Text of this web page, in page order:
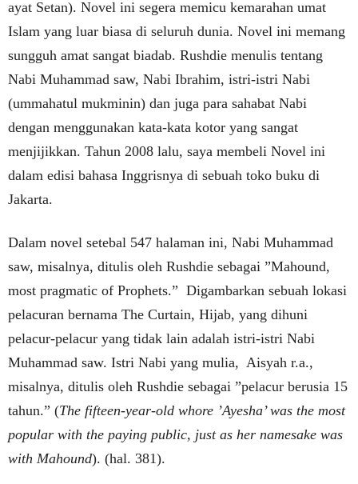
ayat Setan). Novel ini segera memicu kemarahan umat
Islam yang luar biasa di seluruh dunia. Novel ini memang
sungguh amat sangat biadab. Rushdie menulis tentang
Nabi Muhammad saw, Nabi Ibrahim, istri-istri Nabi
(ummahatul mukminin) dan juga para sahabat Nabi
dengan menggunakan kata-kata kotor yang sangat
menjijikkan. Tahun 2008 lalu, saya membeli Novel ini
dalam edisi bahasa Inggrisnya di sebuah toko buku di
Jakarta.
Dalam novel setebal 547 halaman ini, Nabi Muhammad
saw, misalnya, ditulis oleh Rushdie sebagai ”Mahound,
most pragmatic of Prophets.” Digambarkan sebuah lokasi
pelacuran bernama The Curtain, Hijab, yang dihuni
pelacur-pelacur yang tidak lain adalah istri-istri Nabi
Muhammad saw. Istri Nabi yang mulia, Aisyah r.a.,
misalnya, ditulis oleh Rushdie sebagai ”pelacur berusia 15
tahun.” (The fifteen-year-old whore ’Ayesha’ was the most
popular with the paying public, just as her namesake was
with Mahound). (hal. 381).